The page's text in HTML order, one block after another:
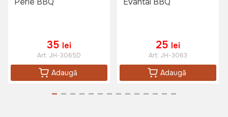
35 lei
Art: JH-3065D
Adaugă
25 lei
Art: JH-3063
Adaugă